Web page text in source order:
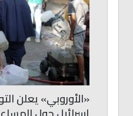
«الأوروبي» يعلن